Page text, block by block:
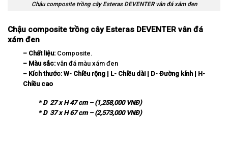
Chậu composite trồng cây Esteras DEVENTER vân đá xám đen
Chậu composite trồng cây Esteras DEVENTER vân đá
xám đen
– Chất liệu: Composite.
– Màu sắc:vân đá màu xám đen
– Kích thước: W- Chiều rộng | L- Chiều d ài | D- Đường kính | H-
Chiều cao
* D 27 x H 47 cm – (1,258,000 VNĐ)
* D 37 x H 67 cm – (2,573,000 VNĐ)